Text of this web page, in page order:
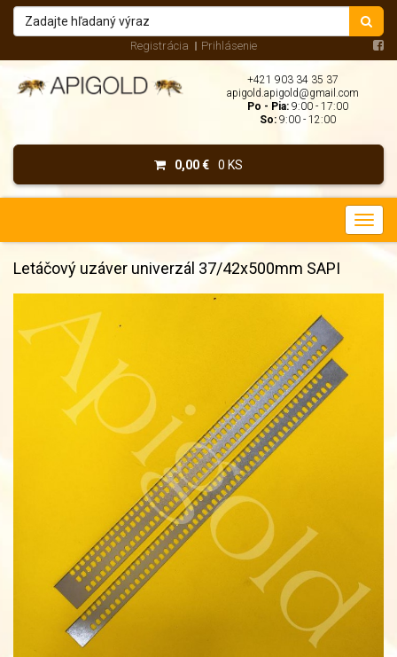
Registrácia Prihlásenie
+421 903 34 35 37
apigold.apigold@gmail.com
Po - Pia: 9:00 - 17:00
So: 9:00 - 12:00
0,00 € 0 KS
Letáčový uzáver univerzál 37/42x500mm SAPI